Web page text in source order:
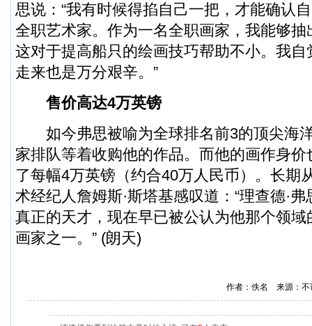
思说：“我有时候得掐自己一把，才能确认
全职艺术家。作为一名全职画家，我能够
这对于提高船只的绘画技巧帮助不小。我
走来也是万分艰辛。”
售价高达4万英镑
如今弗思被喻为全球排名前3的顶尖海
家排队等着收购他的作品。而他的画作身
了每幅4万英镑（约合40万人民币）。长期
术经纪人詹姆斯·斯塔基感叹道：“理查德·
真正的天才，现在早已被公认为他那个领
画家之一。” (朗天)
作者：佚名 来源：